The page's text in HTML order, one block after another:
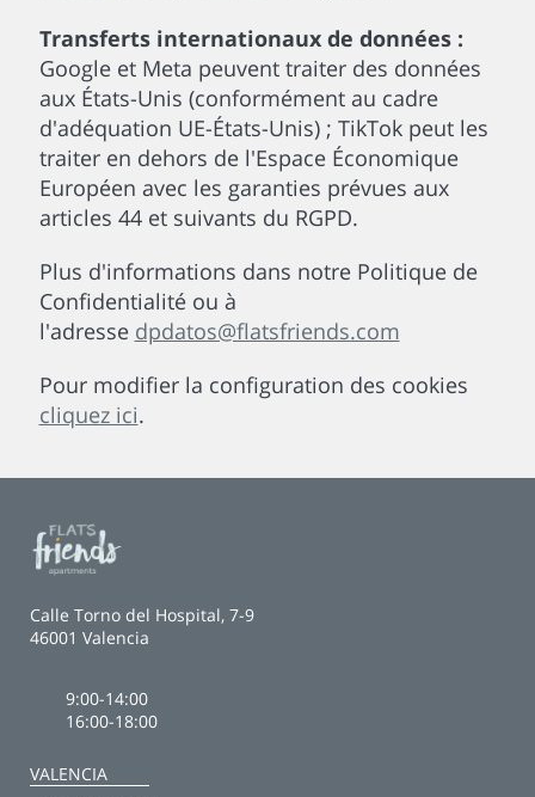
Transferts internationaux de données :
Google et Meta peuvent traiter des données
aux États-Unis (conformément au cadre
d'adéquation UE-États-Unis) ; TikTok peut les
traiter en dehors de l'Espace Économique
Européen avec les garanties prévues aux
articles 44 et suivants du RGPD.
Plus d'informations dans notre Politique de
Confidentialité ou à
l'adresse dpdatos@flatsfriends.com
Pour modifier la configuration des cookies
cliquez ici.
Calle Torno del Hospital, 7-9
46001 Valencia
9:00-14:00
16:00-18:00
VALENCIA